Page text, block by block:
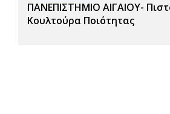
ΠΑΝΕΠΙΣΤΗΜΙΟ ΑΙΓΑΙΟΥ-
Κουλτούρα Ποιότητας